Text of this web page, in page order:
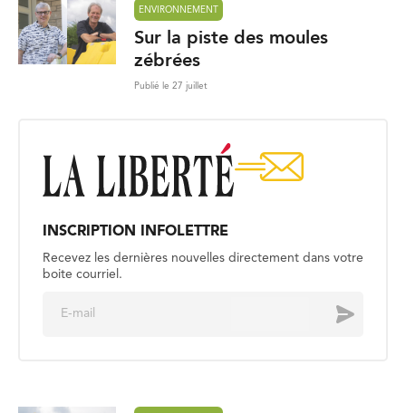
ENVIRONNEMENT
Sur la piste des moules
zébrées
Publié le 27 juillet
INSCRIPTION INFOLETTRE
Recevez les dernières nouvelles directement dans votre
boite courriel.
Envoyer